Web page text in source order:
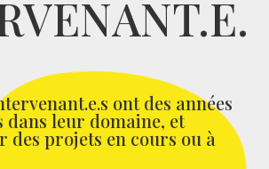
ont des années
dans leur domaine, et
projets en cours ou à